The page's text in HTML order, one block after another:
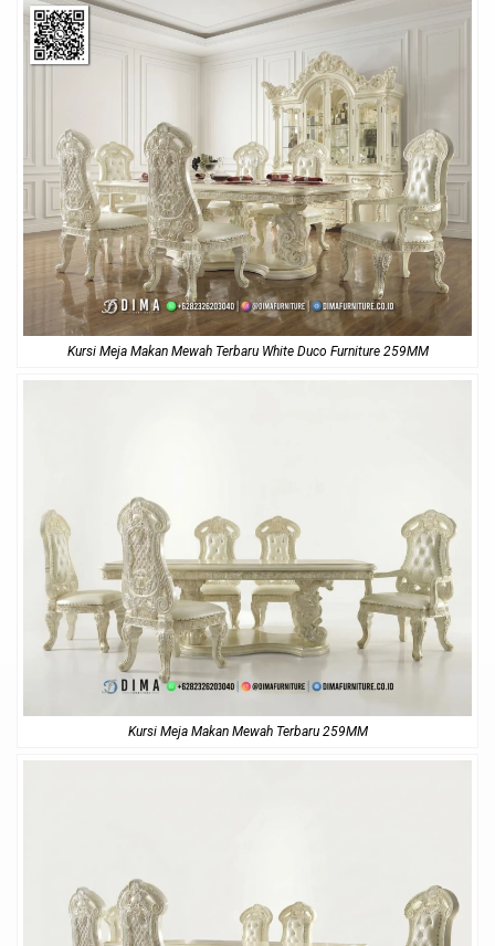
Kursi Meja Makan Mewah Terbaru White Duco Furniture 259MM
Kursi Meja Makan Mewah Terbaru 259MM